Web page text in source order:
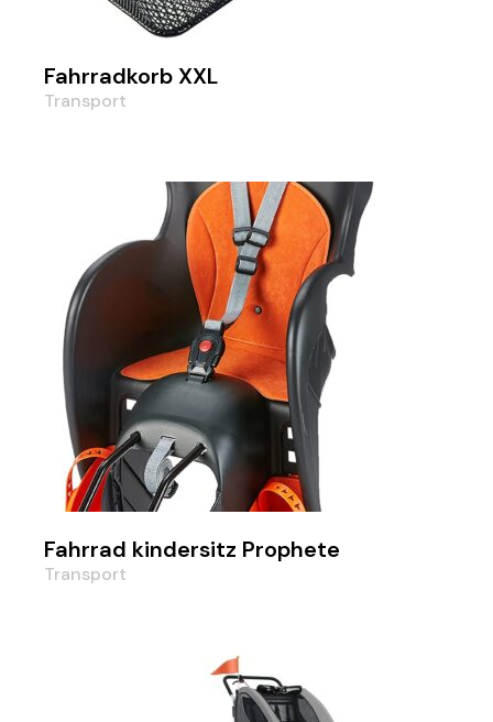
Fahrradkorb XXL
Transport
Fahrrad kindersitz Prophete
Transport